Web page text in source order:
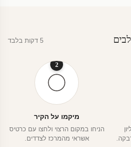
5 דקות בלבד
2
מיקמו על הקיר
הניחו במקום הרצוי ולחצו עם כרטיס
אשראי מהמרכז לצדדים.